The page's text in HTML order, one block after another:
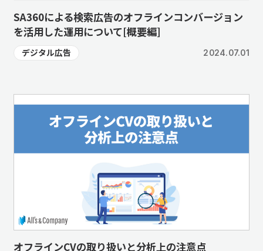
SA360による検索広告のオフラインコンバージョン
を活用した運用について[概要編]
デジタル広告 2024.07.01
オフラインCVの取り扱いと分析上の注意点